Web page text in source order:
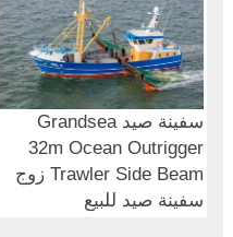
سفينة صيد Grandsea
32m Ocean Outrigger
Trawler Side Beam زوج
سفينة صيد للبيع